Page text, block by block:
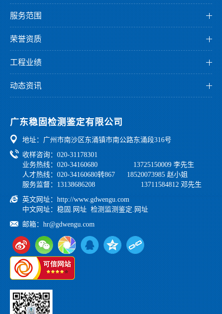
公司介绍
董事长介绍
企业文化
发展历程
组织架构
科研创新
园区环境
公正性和独立性声明
服务范围
检测服务
监测服务
鉴定服务
荣誉资质
资质证书
荣誉证书
专利证书
工程业绩
检测业绩
监测业绩
鉴定业绩
动态资讯
公司资讯
党工团建
行业法规
学习之家
广东稳固检测鉴定有限公司
地址：广州市南沙区东涌镇市南公路东涌段316号
收样咨询：020-31178301
业务热线：020-34160680 13725150009 李先生
人才热线：020-34160680转867 18520073985 赵小姐
服务监督：13138686208 13711584812 邓先生
英文网址：http://www.gdwengu.com
中文网址：稳固.网址 检测监测鉴定.网址
邮箱：hr@gdwengu.com